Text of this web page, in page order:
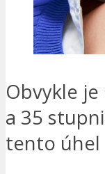
Obvykle
a 35
tento úhel